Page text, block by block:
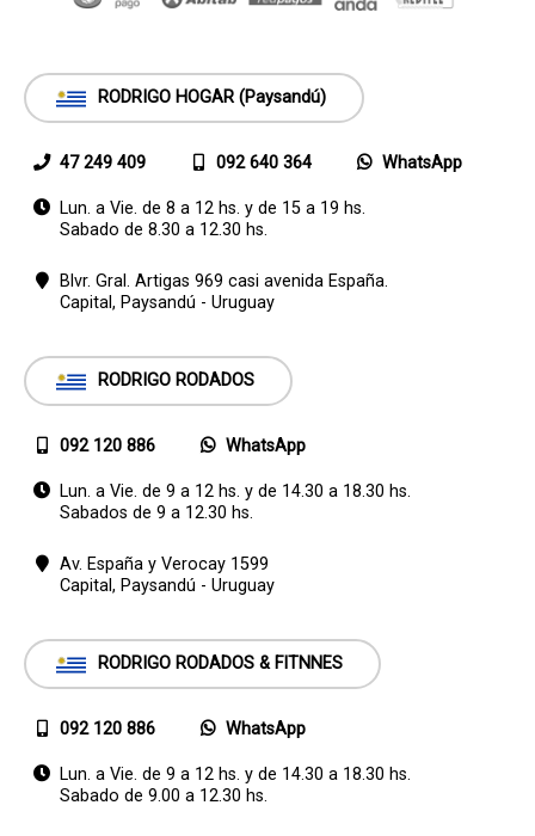
RODRIGO HOGAR (Paysandú)
47 249 409 092 640 364 WhatsApp
Lun. a Vie. de 8 a 12 hs. y de 15 a 19 hs.
Sabado de 8.30 a 12.30 hs.
Blvr. Gral. Artigas 969 casi avenida España.
Capital, Paysandú - Uruguay
RODRIGO RODADOS
092 120 886 WhatsApp
Lun. a Vie. de 9 a 12 hs. y de 14.30 a 18.30 hs.
Sabados de 9 a 12.30 hs.
Av. España y Verocay 1599
Capital, Paysandú - Uruguay
RODRIGO RODADOS & FITNNES
092 120 886 WhatsApp
Lun. a Vie. de 9 a 12 hs. y de 14.30 a 18.30 hs.
Sabado de 9.00 a 12.30 hs.